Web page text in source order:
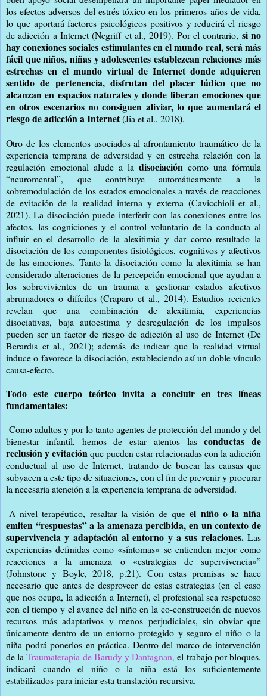
los efectos adversos del estrés tóxico en los primeros años de vida,
lo que aportará factores psicológicos positivos y reducirá el riesgo
de adicción a Internet (Negriff et al., 2019). Por el contrario, si no
hay conexiones sociales estimulantes en el mundo real, será más
fácil que niños, niñas y adolescentes establezcan relaciones más
estrechas en el mundo virtual de Internet donde adquieren
sentido de pertenencia, disfrutan del placer lúdico que no
alcanzan en espacios naturales y donde liberan emociones que
en otros escenarios no consiguen aliviar, lo que aumentará el
riesgo de adicción a Internet(Jia et al., 2018).
Otro de los elementos asociados al afrontamiento traumático de la
experiencia temprana de adversidad y en estrecha relación con la
regulación emocional alude a la disociación como una fórmula
“neuromental”, que contribuye automáticamente a la
sobremodulación de los estados emocionales a través de reacciones
de evitación de la realidad interna y externa (Cavicchioli et al.,
2021). La disociación puede interferir con las conexiones entre los
afectos, las cogniciones y el control voluntario de la conducta al
influir en el desarrollo de la alexitimia y dar como resultado la
disociación de los componentes fisiológicos, cognitivos y afectivos
de las emociones. Tanto la disociación como la alexitimia se han
considerado alteraciones de la percepción emocional que ayudan a
los sobrevivientes de un trauma a gestionar estados afectivos
abrumadores o difíciles (Craparo et al., 2014). Estudios recientes
revelan que una combinación de alexitimia, experiencias
disociativas, baja autoestima y desregulación de los impulsos
pueden ser un factor de riesgo de adicción al uso de Internet (De
Berardis et al., 2021); además de indicar que la realidad virtual
induce o favorece la disociación, estableciendo así un doble vínculo
causa-efecto.
Todo este cuerpo teórico invita a concluir en tres líneas
fundamentales:
-Como adultos y por lo tanto agentes de protección del mundo y del
bienestar infantil, hemos de estar atentos lasconductas de
reclusión y evitaciónque pueden estar relacionadas con la adicción
conductual al uso de Internet, tratando de buscar las causas que
subyacen a este tipo de situaciones, con el fin de prevenir y procurar
la necesaria atención a la experiencia temprana de adversidad.
-A nivel terapéutico, resaltar la visión de queel niño o la niña
emiten “respuestas” a la amenaza percibida, en un contexto de
supervivencia y adaptación al entorno y a sus relaciones.Las
experiencias definidas como «síntomas» se entienden mejor como
reacciones a la amenaza o «estrategias de supervivencia»”
(Johnstone y Boyle, 2018, p.21). Con estas premisas se hace
necesario que antes de desproveer de estas estrategias (en el caso
que nos ocupa, la adicción a Internet), el profesional sea respetuoso
con el tiempo y el avance del niño en la co-construcción de nuevos
recursos más adaptativos y menos perjudiciales, sin obviar que
únicamente dentro de un entorno protegido y seguro el niño o la
niña podrá ponerlos en práctica. Dentro del marco de intervención
de laTraumaterapia de Barudy y Dantagnan, el trabajo por bloques,
indicará cuando el niño o la niña está los suficientemente
estabilizados para iniciar esta translación recursiva.